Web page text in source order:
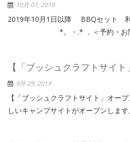
10月 07, 2019
2019年10月1日以降 BBQセット 利
*。・.* ．＜予約・お
【「ブッシュクラフトサイト
9月 29, 2019
【「ブッシュクラフトサイト」オー
しいキャンプサイトがオープンしま